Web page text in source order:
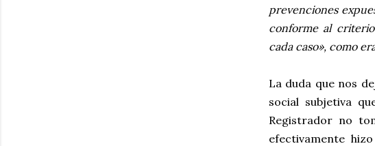
prevenciones
conforme al
cada caso», como
La duda que nos
social subjetiva
Registrador no
efectivamente